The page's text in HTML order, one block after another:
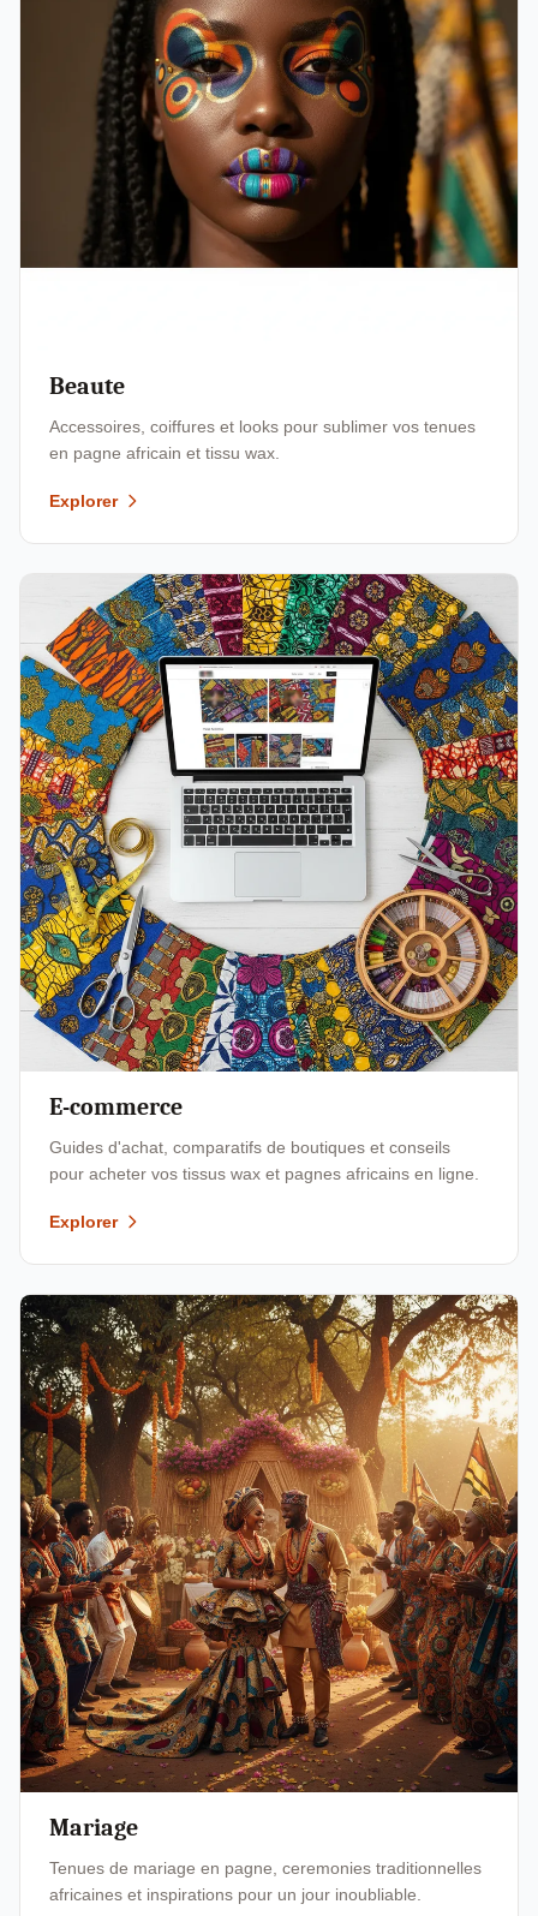
Beaute
Accessoires, coiffures et looks pour sublimer vos tenues
en pagne africain et tissu wax.
Explorer
E-commerce
Guides d'achat, comparatifs de boutiques et conseils
pour acheter vos tissus wax et pagnes africains en ligne.
Explorer
Mariage
Tenues de mariage en pagne, ceremonies traditionnelles
africaines et inspirations pour un jour inoubliable.